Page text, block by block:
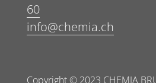
60
info@chemia.ch
Copyright © 2023 CHEMIA